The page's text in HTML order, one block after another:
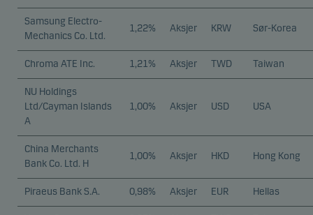
Samsung Electro-
Mechanics Co. Ltd.
1,22% Aksjer KRW Sør-Korea
Chroma ATE Inc. 1,21% Aksjer TWD Taiwan
NU Holdings
Ltd/Cayman Islands
A
1,00% Aksjer USD USA
China Merchants
Bank Co. Ltd. H
1,00% Aksjer HKD Hong Kong
Piraeus Bank S.A. 0,98% Aksjer EUR Hellas